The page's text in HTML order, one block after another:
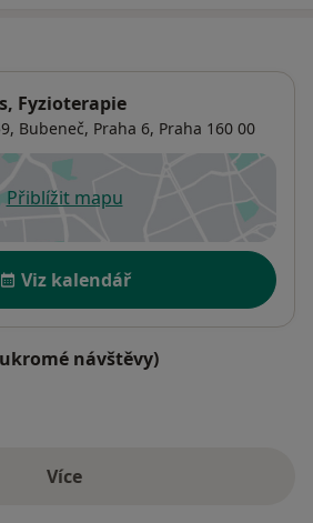
Fyzioterapie
Bubeneč, Praha 6, Praha 160 00
Přiblížit mapuse otevře v nové záložce
Viz kalendář
návštěvy)
Víceo adrese